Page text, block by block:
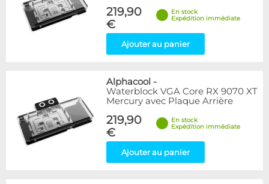
219,90
€
En stock
Expédition immédiate
Ajouter au panier
Alphacool -
Waterblock VGA Core RX 9070 XT
Mercury avec Plaque Arrière
219,90
€
En stock
Expédition immédiate
Ajouter au panier